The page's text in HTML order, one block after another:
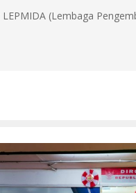
(Lembaga